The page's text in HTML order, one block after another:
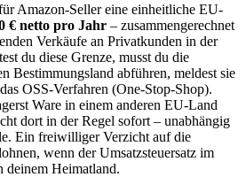
Amazon-Seller eine einheitliche EU-
€ netto pro Jahr – zusammengerechnet
Verkäufe an Privatkunden in der
du diese Grenze, musst du die
Bestimmungsland abführen, meldest sie
OSS-Verfahren (One-Stop-Shop).
Ware in einem anderen EU-Land
dort in der Regel sofort – unabhängig
Ein freiwilliger Verzicht auf die
wenn der Umsatzsteuersatz im
deinem Heimatland.